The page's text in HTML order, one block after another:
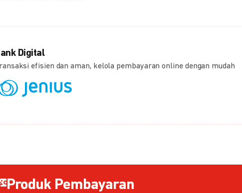
Digital
efisien dan aman, kelola pembayaran online dengan mudah
Produk Pembayaran